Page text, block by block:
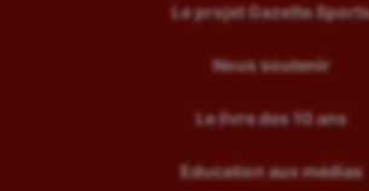
Le projet Gazette
Nous soutenir
Le livre des 10 ans
Education aux médias